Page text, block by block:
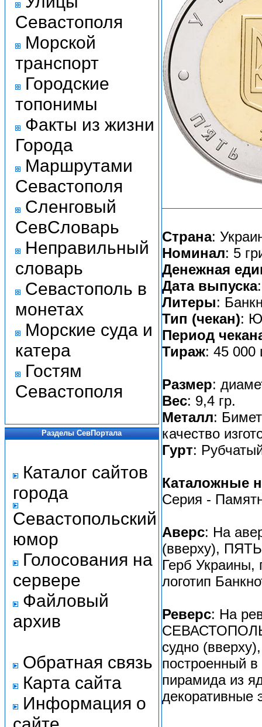
Севастополя
Морской
транспорт
Городские
топонимы
Факты из жизни
Города
Маршрутами
Севастополя
Сленговый
СевСловарь
Неправильный
словарь
Севастополь в
монетах
Морские суда и
катера
Гостям
Севастополя
Разделы СевПортала
Каталог сайтов
города
Севастопольский
юмор
Голосования на
сервере
Файловый
архив
Обратная связь
Карта сайта
Информация о
Страна:
Номинал: 5
Денежная
Дата выпуска
Литеры:
Тип (чекан):
Период
Тираж: 45 000
Размер:
Вес: 9,4 гр.
Металл:
качество
Гурт:
Каталожные
Серия -
Аверс: На
(вверху),
Герб Украины,
логотип
Реверс: На
СЕВАСТОПОЛЬ;
судно
построенный
пирамида из
декоративные